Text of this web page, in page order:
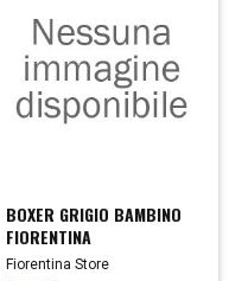
BOXER GRIGIO BAMBINO
FIORENTINA
Fiorentina Store